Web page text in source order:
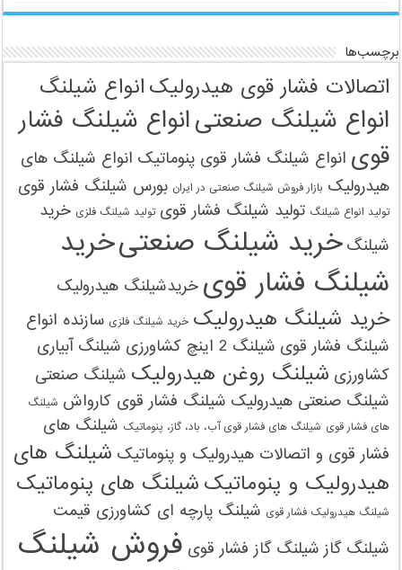
برچسب‌ها
اتصالات فشار قوی هیدرولیک انواع شیلنگ
انواع شیلنگ صنعتیانواع شیلنگ فشار
قوی انواع شیلنگ فشار قوی پنوماتیک انواع شیلنگ های
هیدرولیک بازار فروش شیلنگ صنعتی در ایران بورس شیلنگ فشار قوی
تولید انواع شیلنگ تولید شیلنگ فشار قوی تولید شیلنگ‌ فلزی خرید
شیلنگ خرید شیلنگ صنعتیخرید
شیلنگ فشار قوی خریدشیلنگ هیدرولیک
خرید شیلنگ هیدرولیک خرید شیلنگ‌ فلزی سازنده انواع
شیلنگ فشار قوی شیلنگ 2 اینچ کشاورزی
شیلنگ آبیاری
کشاورزی شیلنگ روغن هیدرولیک شیلنگ صنعتی
شیلنگ صنعتی هیدرولیک شیلنگ فشار قوی کارواش شیلنگ
های فشار قوی شیلنگ های فشار قوی آب، باد، گاز، پنوماتیک شیلنگ های
فشار قوی و اتصالات هیدرولیک و پنوماتیک شیلنگ های
هیدرولیک و پنوماتیک شیلنگ های پنوماتیک
شیلنگ هیدرولیک فشار قوی شیلنگ پارچه ای کشاورزی قیمت
شیلنگ گاز شیلنگ گاز فشار قوی فروش شیلنگ
09121161360